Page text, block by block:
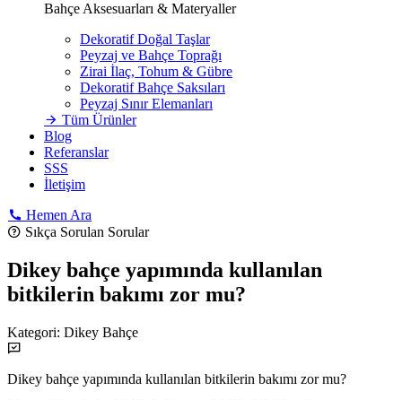
Bahçe Aksesuarları & Materyaller
Dekoratif Doğal Taşlar
Peyzaj ve Bahçe Toprağı
Zirai İlaç, Tohum & Gübre
Dekoratif Bahçe Saksıları
Peyzaj Sınır Elemanları
Tüm Ürünler
Blog
Referanslar
SSS
İletişim
Hemen Ara
Sıkça Sorulan Sorular
Dikey bahçe yapımında kullanılan
bitkilerin bakımı zor mu?
Kategori: Dikey Bahçe
Dikey bahçe yapımında kullanılan bitkilerin bakımı zor mu?